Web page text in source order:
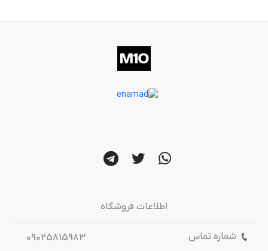
اطلاعات فروشگاه
شماره تماس
09025815983